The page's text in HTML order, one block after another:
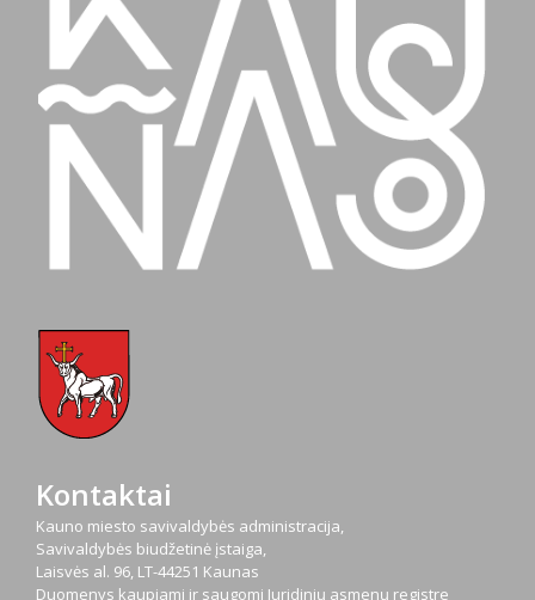
Kontaktai
Kauno miesto savivaldybės administracija,
Savivaldybės biudžetinė įstaiga,
Laisvės al. 96, LT-44251 Kaunas
Duomenys kaupiami ir saugomi Juridinių asmenų registre